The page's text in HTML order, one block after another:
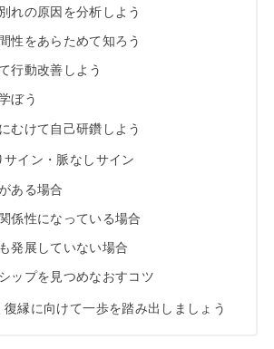
れの原因を分析しよう
性をあらためて知ろう
行動改善しよう
ぼう
むけて自己研鑽しよう
イン・脈なしサイン
ある場合
係性になっている場合
発展していない場合
ップを見つめなおすコツ
復縁に向けて一歩を踏み出しましょう